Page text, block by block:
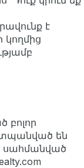
է
բոլոր
են
սահմանված